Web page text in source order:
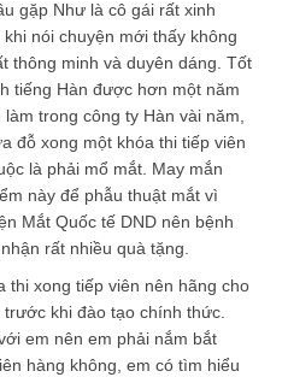
gặp Như là cô gái rất xinh
nói chuyện mới thấy không
thông minh và duyên dáng. Tốt
tiếng Hàn được hơn một năm
trong công ty Hàn vài năm,
đỗ xong một khóa thi tiếp viên
là phải mổ mắt. May mắn
này để phẫu thuật mắt vì
Mắt Quốc tế DND nên bệnh
rất nhiều quà tặng.
thi xong tiếp viên nên hãng cho
khi đào tạo chính thức.
em nên em phải nắm bắt
hàng không, em có tìm hiểu